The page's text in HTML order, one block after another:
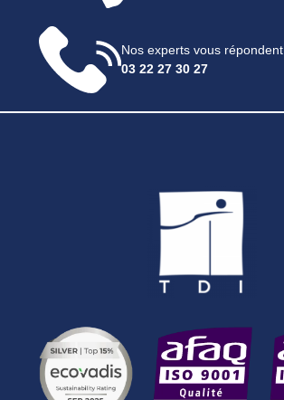
Nos experts vous répondent
03 22 27 30 27